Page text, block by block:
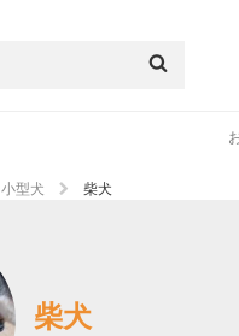
小型犬 柴犬
柴犬